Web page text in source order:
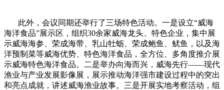
此外，会议同期还举行了三场特色活动。一是设立“威海
海洋食品”展示区，组织30余家威海龙头、特色企业，集中展
示威海海参、荣成海带、乳山牡蛎、荣成鲍鱼、鱿鱼，以及海
洋预制菜等威海优势、特色海洋食品，全方位、多角度推介展
示威海特色海洋食品。二是举办向海而兴，威海先行——现代
渔业与产业发展影像展，展示推动海洋强市建设过程中的突出
和亮点成就，讲述威海渔业故事。三是开展实地考察活动，组